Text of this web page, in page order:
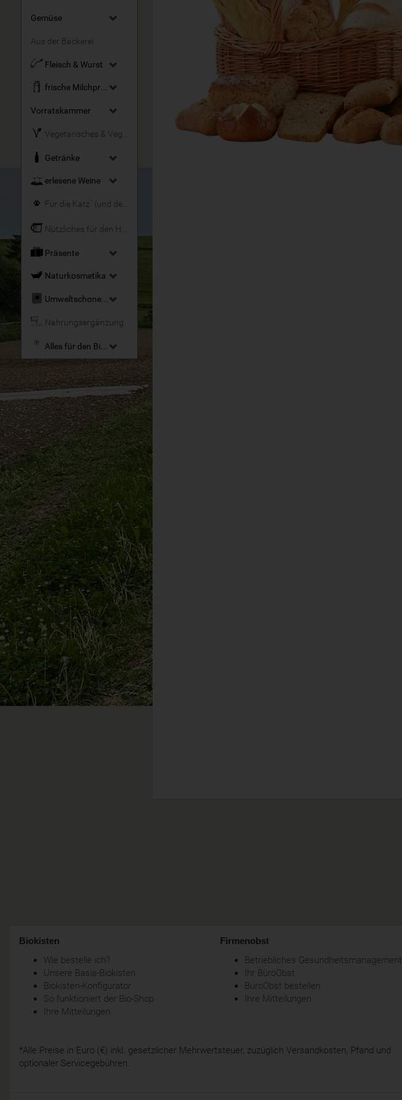
Gemüse
Aus der Bäckerei
Fleisch & Wurst
frische Milchprodukte
Vorratskammer
Getränke
erlesene Weine
Für die Katz´ (und den Hund)
Präsente
Naturkosmetika
Umweltschonende Reinigungsmittel
Nahrungsergänzung
Alles für den Bio-Garten
Biokisten
Wie bestelle ich?
Unsere Basis-Biokisten
Biokisten-Konfigurator
So funktioniert der Bio-Shop
Ihre Mitteilungen
Firmenobst
Betriebliches Gesundheitsmanagement
Ihr BüroObst
BüroObst bestellen
Ihre Mitteilungen
*Alle Preise in Euro (€) inkl. gesetzlicher Mehrwertsteuer, zuzüglich Versandkosten, Pfand und
optionaler Servicegebühren.